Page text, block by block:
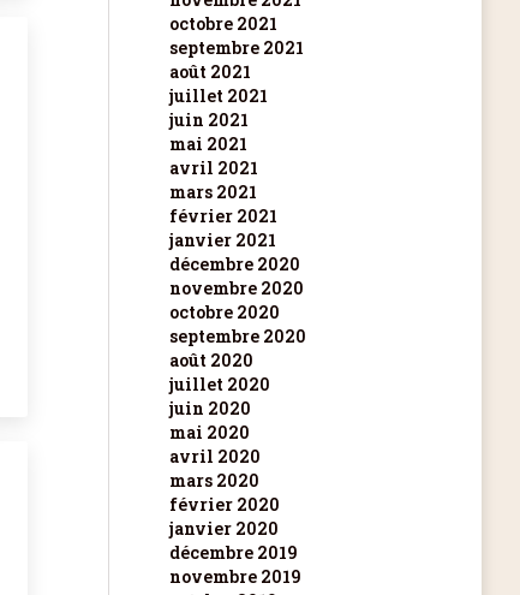
octobre 2021
septembre 2021
août 2021
juillet 2021
juin 2021
mai 2021
avril 2021
mars 2021
février 2021
janvier 2021
décembre 2020
novembre 2020
octobre 2020
septembre 2020
août 2020
juillet 2020
juin 2020
mai 2020
avril 2020
mars 2020
février 2020
janvier 2020
décembre 2019
novembre 2019